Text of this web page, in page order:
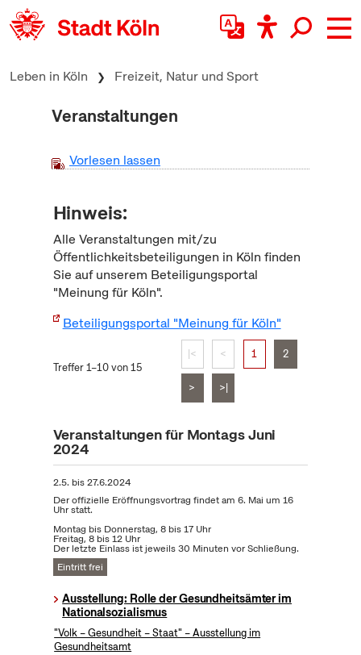
zum Inhalt springen
Leben in Köln Freizeit, Natur und Sport
Veranstaltungen
Vorlesen lassen
Hinweis:
Alle Veranstaltungen mit/zu
Öffentlichkeitsbeteiligungen in Köln finden
Sie auf unserem Beteiligungsportal
"Meinung für Köln".
Beteiligungsportal "Meinung für Köln"
Treffer 1–10 von 15
|< < 1 2
> >|
Veranstaltungen für Montags Juni
2024
2.5. bis27.6.2024
Der offizielle Eröffnungsvortrag findet am 6. Mai um 16
Uhr statt.
Montag bis Donnerstag, 8 bis 17 Uhr
Freitag, 8 bis 12 Uhr
Der letzte Einlass ist jeweils 30 Minuten vor Schließung.
Eintritt frei
Ausstellung: Rolle der Gesundheitsämter im
Nationalsozialismus
"Volk – Gesundheit – Staat" – Ausstellung im
Gesundheitsamt